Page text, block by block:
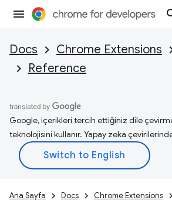
Docs Chrome Extensions
Reference
Google, içerikleri tercih ettiğiniz dile
teknolojisini kullanır. Yapay zeka
Ana Sayfa Docs Chrome Extensions